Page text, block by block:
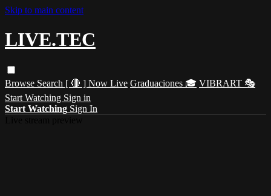
Skip to main content
LIVE.TEC
Browse Search [ 🔴 ] Now Live Graduaciones 🎓 VIBRART 🎭
Start Watching Sign in
Start Watching Sign In